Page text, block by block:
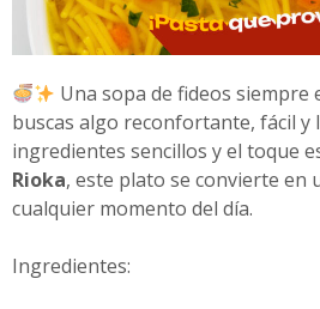
Una sopa de fideos siempre
buscas algo reconfortante, fácil y
ingredientes sencillos y el toque
Rioka, este plato se convierte en
cualquier momento del día.
Ingredientes: